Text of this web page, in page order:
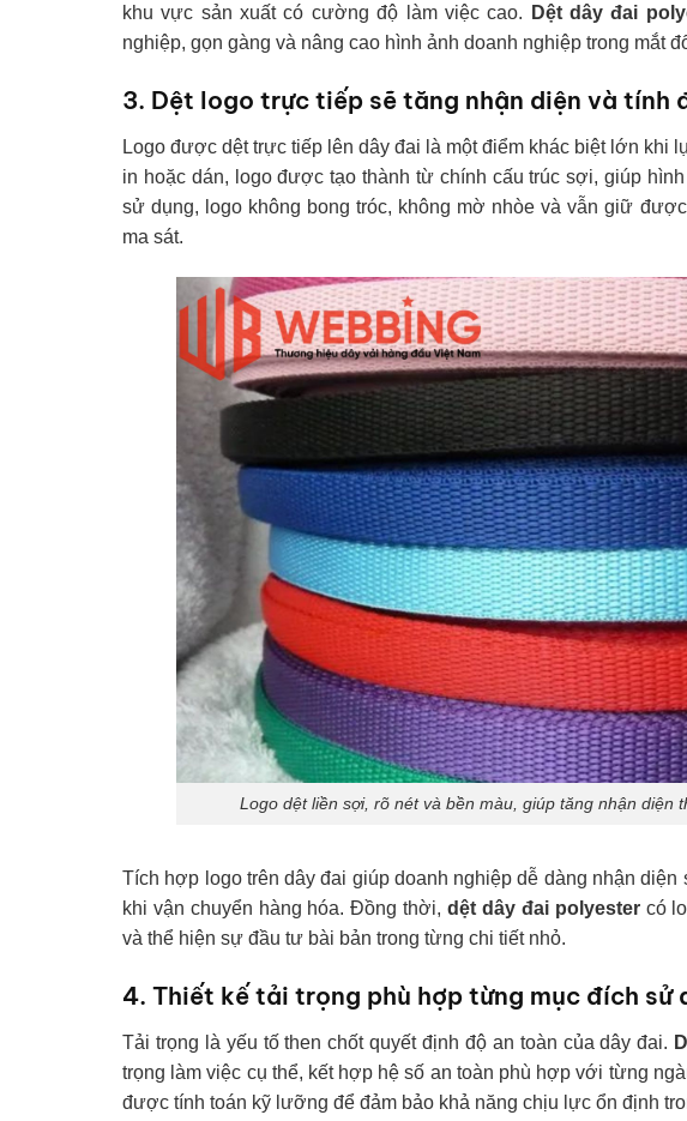
khu vực sản xuất có cường độ làm việc cao.
Dệt dây đai
nghiệp, gọn gàng và nâng cao hình ảnh doanh nghiệp trong mắt
3. Dệt logo trực tiếp sẽ tăng nhận diện và tính
Logo được dệt trực tiếp lên dây đai là một điểm khác biệt lớn khi
in hoặc dán, logo được tạo thành từ chính cấu trúc sợi, giúp
sử dụng, logo không bong tróc, không mờ nhòe và vẫn giữ
ma sát.
Logo dệt liền sợi, rõ nét và bền màu, giúp tăng nhận
Tích hợp logo trên dây đai giúp doanh nghiệp dễ dàng nhận
khi vận chuyển hàng hóa. Đồng thời,dệt dây đai polyestercó
và thể hiện sự đầu tư bài bản trong từng chi tiết nhỏ.
4. Thiết kế tải trọng phù hợp từng mục đích sử
Tải trọng là yếu tố then chốt quyết định độ an toàn của dây đai.
trọng làm việc cụ thể, kết hợp hệ số an toàn phù hợp với từng
được tính toán kỹ lưỡng để đảm bảo khả năng chịu lực ổn định